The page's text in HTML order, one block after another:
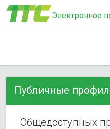
Электронное
Публичные
Общедоступных